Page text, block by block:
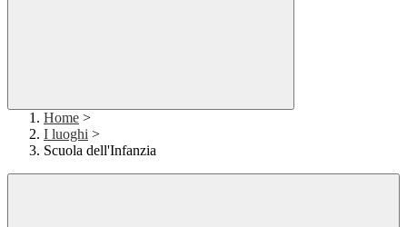
Home >
I luoghi >
Scuola dell'Infanzia